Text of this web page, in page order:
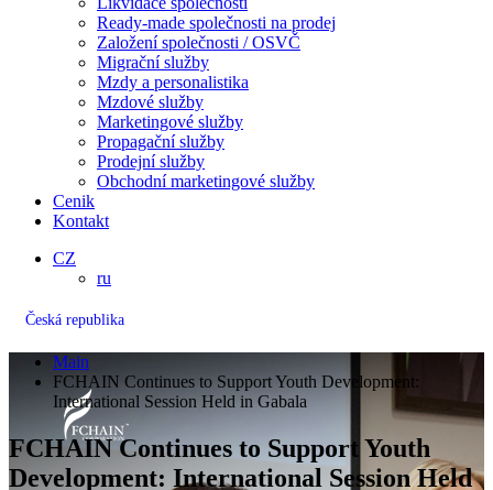
Ready-made společnosti na prodej
Založení společnosti / OSVČ
Migrační služby
Mzdy a personalistika
Mzdové služby
Marketingové služby
Propagační služby
Prodejní služby
Obchodní marketingové služby
Cenik
Kontakt
CZ
ru
Česká republika
Main
FCHAIN Continues to Support Youth Development:
International Session Held in Gabala
FCHAIN Continues to Support Youth
Development: International Session Held